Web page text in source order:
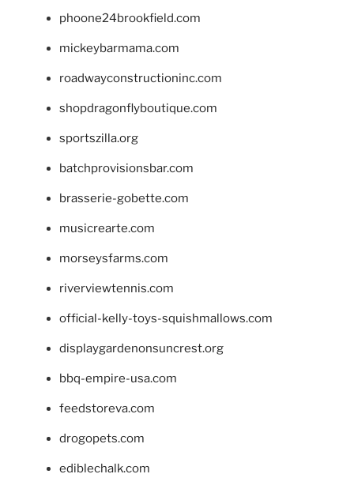
phoone24brookfield.com
mickeybarmama.com
roadwayconstructioninc.com
shopdragonflyboutique.com
sportszilla.org
batchprovisionsbar.com
brasserie-gobette.com
musicrearte.com
morseysfarms.com
riverviewtennis.com
official-kelly-toys-squishmallows.com
displaygardenonsuncrest.org
bbq-empire-usa.com
feedstoreva.com
drogopets.com
ediblechalk.com